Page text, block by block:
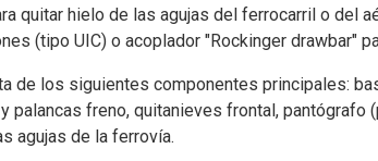
quitar hielo de las agujas del ferrocarril o del
(tipo UIC) o acoplador "Rockinger drawbar"
de los siguientes componentes principales:
palancas freno, quitanieves frontal,
agujas de la ferrovía.